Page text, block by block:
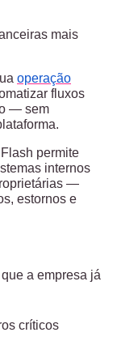
mais
operação
fluxos
— sem
permite
internos
—
estornos e
a empresa já
críticos